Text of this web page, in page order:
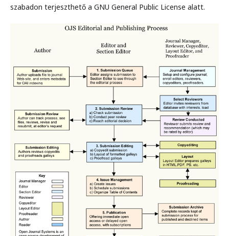
szabadon terjeszthető a GNU General Public License alatt.